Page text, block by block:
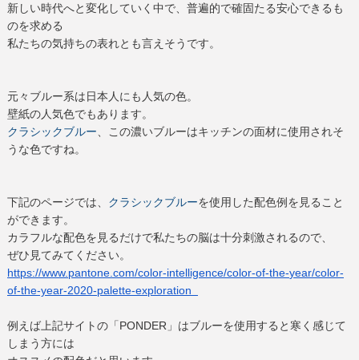
新しい時代へと変化していく中で、 普遍的で確固たる安心できるも
のを求める
私たちの気持ちの表れとも言えそうです。
元々ブルー系は日本人にも人気の色。
壁紙の人気色でもあります。
クラシックブルー
この濃いブルーはキッチンの面材に使用されそ
うな色ですね。
下記のページでは、 クラシックブルーを使用した配色例を見ること
ができます。
カラフルな配色を見るだけで私たちの脳は十分刺激されるので、
ぜひ見てみてください。
https://www.pantone.com/color-intelligence/color-of-the-year/color-
of-the-year-2020-palette-exploration
例えば上記サイトの「PONDER」 はブルーを使用すると寒く感じて
しまう方には